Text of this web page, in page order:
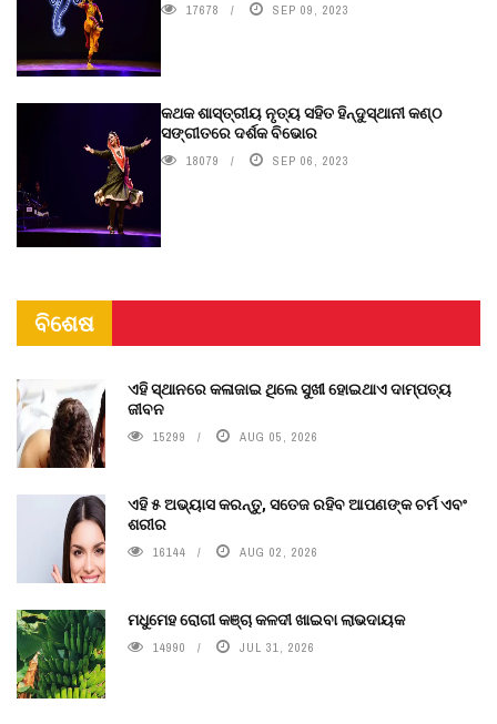
17678 SEP 09, 2023
କଥକ ଶାସ୍ତ୍ରୀୟ ନୃତ୍ୟ ସହିତ ହିନ୍ଦୁସ୍ଥାନୀ କଣ୍ଠ
ସଙ୍ଗୀତରେ ଦର୍ଶକ ବିଭୋର
18079 SEP 06, 2023
ବିଶେଷ
ଏହି ସ୍ଥାନରେ କଳାଜାଇ ଥିଲେ ସୁଖୀ ହୋଇଥାଏ ଦାମ୍ପତ୍ୟ
ଜୀବନ
15299 AUG 05, 2026
ଏହି ୫ ଅଭ୍ୟାସ କରନ୍ତୁ, ସତେଜ ରହିବ ଆପଣଙ୍କ ଚର୍ମ ଏବଂ
ଶରୀର
16144 AUG 02, 2026
ମଧୁମେହ ରୋଗୀ କଞ୍ଚା କଳଦୀ ଖାଇବା ଲାଭଦାୟକ
14990 JUL 31, 2026